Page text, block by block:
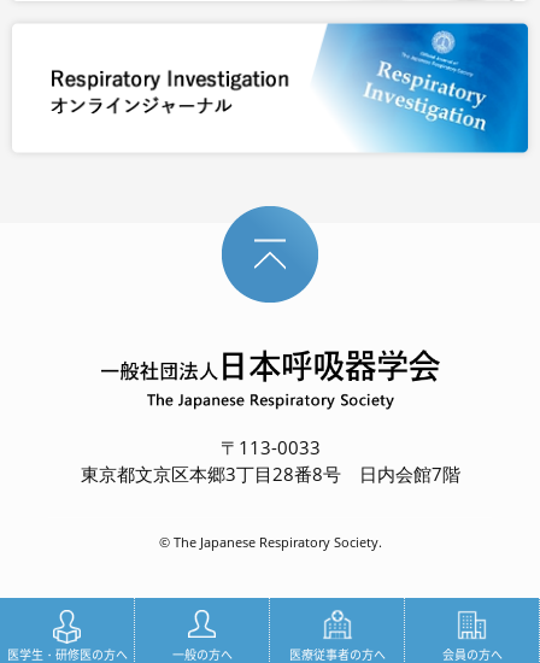
医学生・研修医の方へ 一般の方へ 医療従事者の方へ 会員の方へ
〒113-0033
東京都文京区本郷3丁目28番8号 日内会館7階
© The Japanese Respiratory Society.